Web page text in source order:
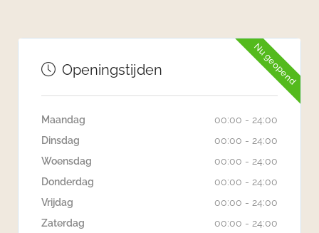
Nu geopend
Openingstijden
Maandag
00:00 - 24:00
Dinsdag
00:00 - 24:00
Woensdag
00:00 - 24:00
Donderdag
00:00 - 24:00
Vrijdag
00:00 - 24:00
Zaterdag
00:00 - 24:00